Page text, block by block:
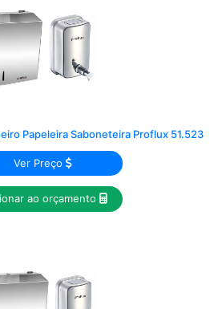
Papeleira Saboneteira Proflux 51.523
Ver Preço
ao orçamento